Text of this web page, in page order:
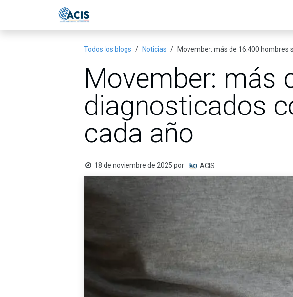
Todos los blogs Noticias Movember: más de 16.400 hombres
Movember: más
diagnosticados
cada año
18 de noviembre de 2025 por ACIS